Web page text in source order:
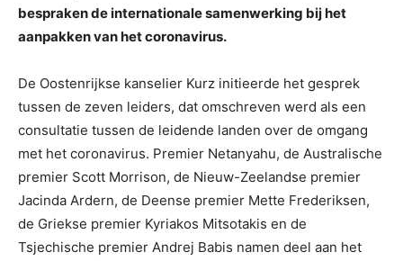
bespraken de internationale samenwerking bij het
aanpakken van het coronavirus.
De Oostenrijkse kanselier Kurz initieerde het gesprek
tussen de zeven leiders, dat omschreven werd als een
consultatie tussen de leidende landen over de omgang
met het coronavirus. Premier Netanyahu, de Australische
premier Scott Morrison, de Nieuw-Zeelandse premier
Jacinda Ardern, de Deense premier Mette Frederiksen,
de Griekse premier Kyriakos Mitsotakis en de
Tsjechische premier Andrej Babis namen deel aan het